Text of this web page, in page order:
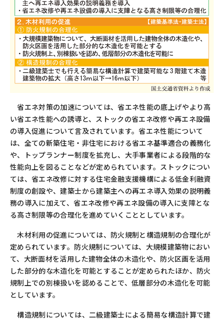
省エネ対策の加速については、省エネ性能の底上げやより高
い省エネ性能への誘導と、ストックの省エネ改修や再エネ設備
の導入促進について言及されています。省エネ性能について
は、全ての新築住宅・非住宅における省エネ基準適合の義務化
や、トップランナー制度を拡充し、大手事業者による段階的な
性能向上を図ることなどが定められています。ストックについ
ては、省エネ改修に対する住宅金融支援機構による低金利融資
制度の創設や、建築士から建築主への再エネ導入効果の説明義
務の導入に加えて、省エネ改修や再エネ設備の導入に支障とな
る高さ制限等の合理化を進めていくこととしています。
木材利用の促進については、防火規制と構造規制の合理化が
定められています。防火規制については、大規模建築物におい
て、大断面材を活用した建物全体の木造化や、防火区画を活用
した部分的な木造化を可能とすることが定められたほか、防火
規制上での別棟扱いを認めることで、低層部分の木造化を可能
としています。
構造規制については、二級建築士による簡易な構造計算で建